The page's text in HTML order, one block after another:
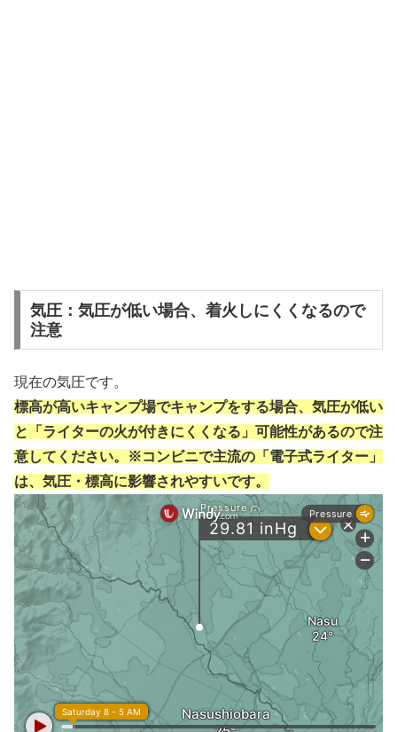
気圧：気圧が低い場合、着火しにくくなるので
注意
現在の気圧です。
標高が高いキャンプ場でキャンプをする場合、気圧が低い
と「ライターの火が付きにくくなる」可能性があるので注
意してください。※コンビニで主流の「電子式ライター」
は、気圧・標高に影響されやすいです。